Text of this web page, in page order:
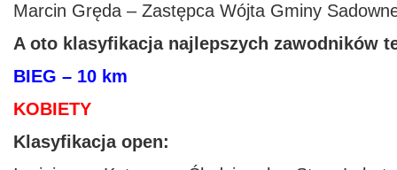
Marcin Gręda – Zastępca Wójta Gminy
A oto klasyfikacja najlepszych zawodników
BIEG – 10 km
KOBIETY
Klasyfikacja open: